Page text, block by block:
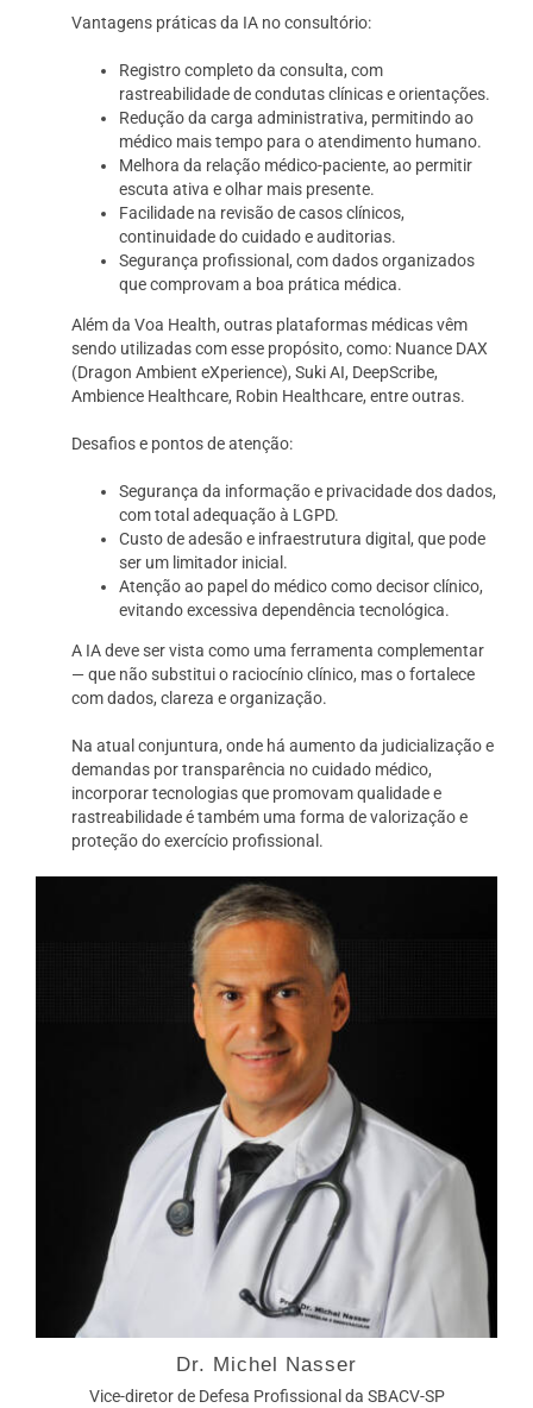
Vantagens práticas da IA no consultório:
Registro completo da consulta, com
rastreabilidade de condutas clínicas e orientações.
Redução da carga administrativa, permitindo ao
médico mais tempo para o atendimento humano.
Melhora da relação médico-paciente, ao permitir
escuta ativa e olhar mais presente.
Facilidade na revisão de casos clínicos,
continuidade do cuidado e auditorias.
Segurança profissional, com dados organizados
que comprovam a boa prática médica.
Além da Voa Health, outras plataformas médicas vêm
sendo utilizadas com esse propósito, como: Nuance DAX
(Dragon Ambient eXperience), Suki AI, DeepScribe,
Ambience Healthcare, Robin Healthcare, entre outras.
Desafios e pontos de atenção:
Segurança da informação e privacidade dos dados,
com total adequação à LGPD.
Custo de adesão e infraestrutura digital, que pode
ser um limitador inicial.
Atenção ao papel do médico como decisor clínico,
evitando excessiva dependência tecnológica.
A IA deve ser vista como uma ferramenta complementar
— que não substitui o raciocínio clínico, mas o fortalece
com dados, clareza e organização.
Na atual conjuntura, onde há aumento da judicialização e
demandas por transparência no cuidado médico,
incorporar tecnologias que promovam qualidade e
rastreabilidade é também uma forma de valorização e
proteção do exercício profissional.
Dr. Michel Nasser
Vice-diretor de Defesa Profissional da SBACV-SP